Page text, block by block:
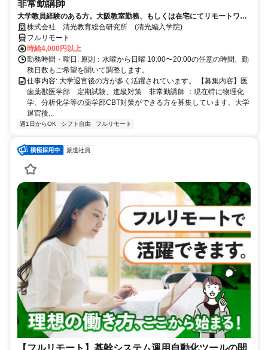
非常勤講師
大学教員経験のある方。大阪教室勤務、もしくは在宅にてリモートワー
ク可能。退官した先生が活躍中。
株式会社 清光教育総合研究所 (清光編入学院)
フルリモート
時給4,000円以上
勤務時間・曜日: 原則：水曜から日曜 10:00〜20:00の任意の時間、勤
務日数もご希望を聞いて調整します。
仕事内容: 大学退官後の方が多く活躍されています。 【募集内容】医
歯薬獣医学部 定期試験、進級対策 非常勤講師 ：現在特に物理化
学、分析化学等の薬学部CBT対策ができる方を募集しています。大学
退官後...
週1日からOK シフト自由 フルリモート
派遣社員
【フルリモート】基幹システム運用自動化ツールの開